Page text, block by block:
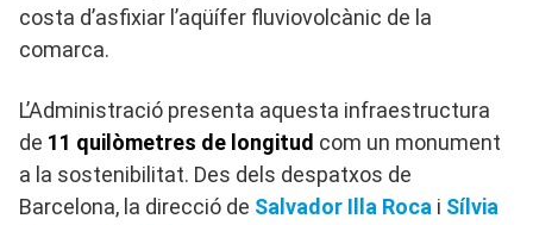
costa d’asfixiar l’aqüífer fluviovolcànic de la
comarca.
L’Administració presenta aquesta infraestructura
de 11 quilòmetres de longitud com un monument
a la sostenibilitat. Des dels despatxos de
Barcelona, la direcció de Salvador Illa Roca i Sílvia